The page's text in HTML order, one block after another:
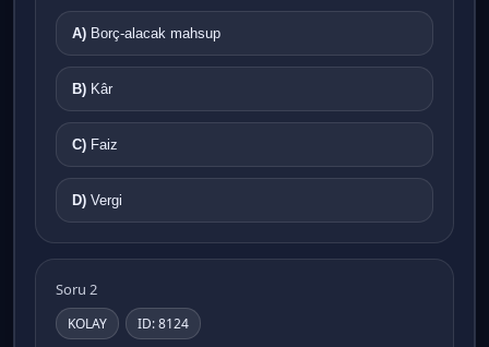
A) Borç-alacak mahsup
B) Kâr
C) Faiz
D) Vergi
Soru 2
KOLAY ID: 8124